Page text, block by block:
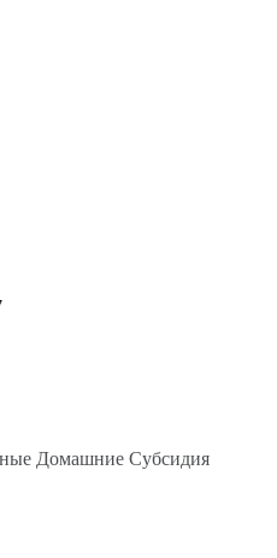
Домашние Субсидия